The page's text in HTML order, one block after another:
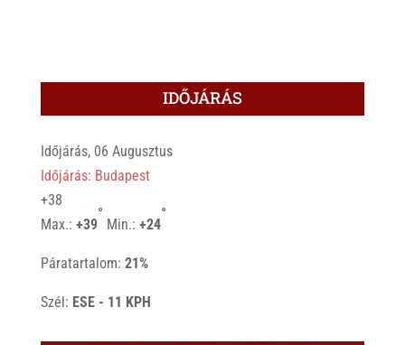
IDŐJÁRÁS
Időjárás, 06 Augusztus
Időjárás: Budapest
+38
Max.: +39
°
Min.: +24
°
Páratartalom: 21%
Szél: ESE - 11 KPH